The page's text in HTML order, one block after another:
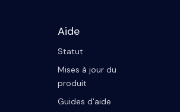
Aide
Statut
Mises à jour du
produit
Guides d'aide